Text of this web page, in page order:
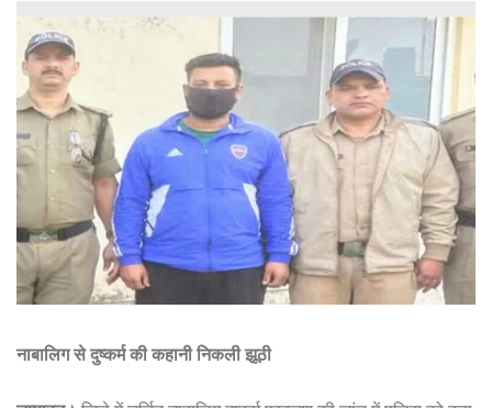
नाबालिग से दुष्कर्म की कहानी निकली झूठी